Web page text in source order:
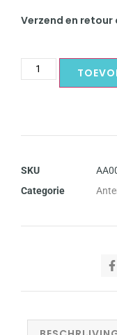
Verzend en retour
SKU
Categorie